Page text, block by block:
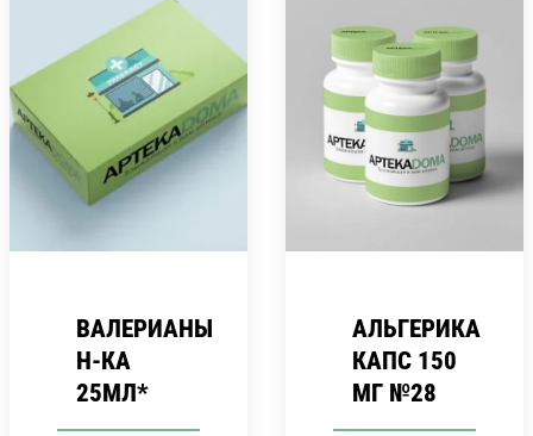
ВАЛЕРИАНЫ
Н-КА
25МЛ*
АЛЬГЕРИКА
КАПС 150
МГ №28